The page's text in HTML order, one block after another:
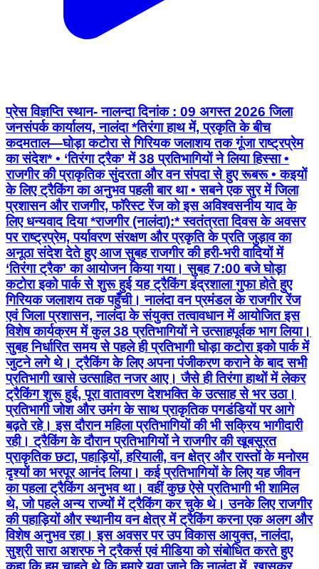
प्रेस विज्ञप्ति स्थान- नालन्दा दिनांक : 09 अगस्त 2026 जिला
जनसंपर्क कार्यालय, नालंदा *तिरंगा हाथ में, प्रकृति के बीच
कदमताल—घोड़ा कटोरा से गिरियक जलाशय तक गूंजा राष्ट्रप्रेम
का संदेश* • ‘तिरंगा ट्रैक’ में 38 प्रतिभागियों ने लिया हिस्सा •
राजगीर की प्राकृतिक सुंदरता और वन संपदा से हुए रूबरू • ⁠कइयों
के लिए ट्रैकिंग का अनुभव पहली बार था • ⁠सबने एक सुर में जिला
प्रशासन और राजगीर, फॉरेस्ट रेंज को इस अविश्वसनीय याद के
लिए धन्यवाद दिया *राजगीर (नालंदा):* स्वतंत्रता दिवस के अवसर
पर राष्ट्रप्रेम, पर्यावरण संरक्षण और प्रकृति के प्रति जुड़ाव का
अनूठा संदेश देते हुए आज सुबह राजगीर की हरी-भरी वादियों में
‘तिरंगा ट्रैक’ का आयोजन किया गया। सुबह 7:00 बजे घोड़ा
कटोरा इको पार्क से शुरू हुई यह ट्रैकिंग इंद्रशाला गुफा होते हुए
गिरियक जलाशय तक पहुँची। नालंदा वन प्रमंडल के राजगीर रेंज
एवं जिला प्रशासन, नालंदा के संयुक्त तत्वावधान में आयोजित इस
विशेष कार्यक्रम में कुल 38 प्रतिभागियों ने उत्साहपूर्वक भाग लिया।
सुबह निर्धारित समय से पहले ही प्रतिभागी घोड़ा कटोरा इको पार्क में
जुटने लगे थे। ट्रैकिंग के लिए अपना पंजीकरण कराने के बाद सभी
प्रतिभागी खासे उत्साहित नजर आए। जैसे ही तिरंगा हाथों में लेकर
ट्रैकिंग शुरू हुई, पूरा वातावरण देशभक्ति के उत्साह से भर उठा।
प्रतिभागी जोश और उमंग के साथ प्राकृतिक पगडंडियों पर आगे
बढ़ते रहे। इस दौरान महिला प्रतिभागियों की भी सक्रिय भागीदारी
रही। ट्रैकिंग के दौरान प्रतिभागियों ने राजगीर की खूबसूरत
प्राकृतिक छटा, पहाड़ियों, हरियाली, वन क्षेत्र और रास्तों के मनोरम
दृश्यों का भरपूर आनंद लिया। कई प्रतिभागियों के लिए यह जीवन
का पहला ट्रैकिंग अनुभव था। वहीं कुछ ऐसे प्रतिभागी भी शामिल
थे, जो पहले अन्य राज्यों में ट्रैकिंग कर चुके थे। उनके लिए राजगीर
की पहाड़ियों और स्थानीय वन क्षेत्र में ट्रैकिंग करना एक अलग और
विशेष अनुभव रहा। इस अवसर पर उप विकास आयुक्त, नालंदा,
सुश्री सारा अशरफ ने ट्रैकर्स एवं मीडिया को संबोधित करते हुए